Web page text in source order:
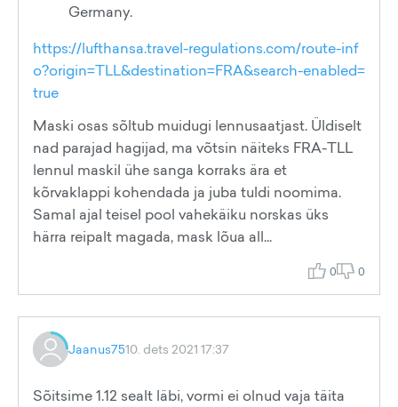
Germany.
https://lufthansa.travel-regulations.com/route-inf
o?origin=TLL&destination=FRA&search-enabled=
true
Maski osas sõltub muidugi lennusaatjast. Üldiselt
nad parajad hagijad, ma võtsin näiteks FRA-TLL
lennul maskil ühe sanga korraks ära et
kõrvaklappi kohendada ja juba tuldi noomima.
Samal ajal teisel pool vahekäiku norskas üks
härra reipalt magada, mask lõua all...
0 0
Jaanus7510. dets 2021 17:37
Sõitsime 1.12 sealt läbi, vormi ei olnud vaja täita